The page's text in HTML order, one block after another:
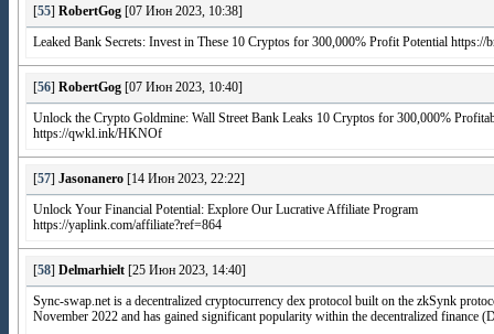
55 RobertGog [07 Июн 2023, 10:38]
Leaked Bank Secrets: Invest in These 10 Cryptos for 300,000% Profit Potential https://
56 RobertGog [07 Июн 2023, 10:40]
Unlock the Crypto Goldmine: Wall Street Bank Leaks 10 Cryptos for 300,000%
https://qwkl.ink/HKNOf
57 Jasonanero [14 Июн 2023, 22:22]
Unlock Your Financial Potential: Explore Our Lucrative Affiliate Program
https://yaplink.com/affiliate?ref=864
58 Delmarhielt [25 Июн 2023, 14:40]
Sync-swap.net is a decentralized cryptocurrency dex protocol built on the zkSynk
November 2022 and has gained significant popularity within the decentralized finance